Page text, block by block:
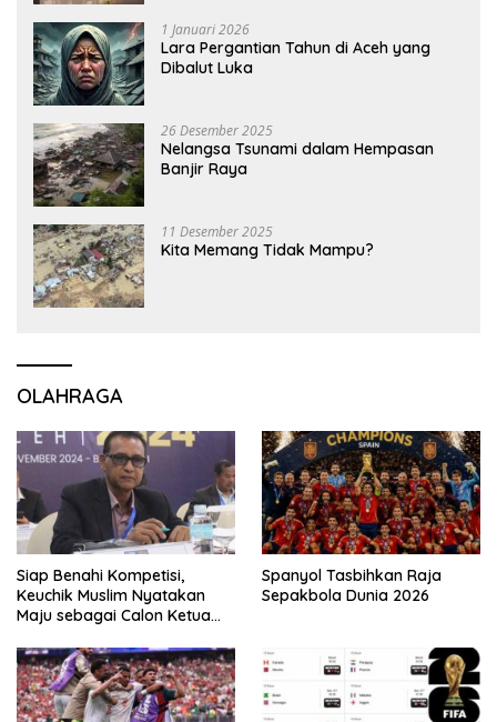
1 Januari 2026
Lara Pergantian Tahun di Aceh yang
Dibalut Luka
26 Desember 2025
Nelangsa Tsunami dalam Hempasan
Banjir Raya
11 Desember 2025
Kita Memang Tidak Mampu?
OLAHRAGA
Siap Benahi Kompetisi,
Keuchik Muslim Nyatakan
Maju sebagai Calon Ketua
Spanyol Tasbihkan Raja
Sepakbola Dunia 2026